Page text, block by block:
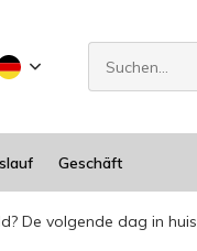
Geschäft
De volgende dag in